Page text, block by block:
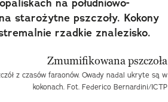
na południowo-
starożytne pszczoły. Kokony
rzadkie znalezisko.
z czasów faraonów. Owady nadal ukryte są w
kokonach. Fot. Federico Bernardini/ICTP